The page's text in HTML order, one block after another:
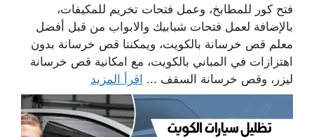
فتح كور للمطابخ، وعمل فتحات تخريم للمكيفات،
بالإضافة لعمل فتحات شبابيك والابواب من قبل أفضل
معلم قص خرسانة بالكويت، ويمكننا قص خرسانة بدون
اهتزازات في المباني بالكويت، مع امكانية قص خرسانة
ليزر، وقص خرسانة السقف ... اقرأ المزيد